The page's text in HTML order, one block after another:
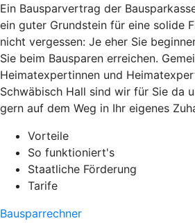
Ein Bausparvertrag der
ein guter Grundstein für eine solide
nicht vergessen: Je eher Sie
Sie beim Bausparen erreichen.
Heimatexpertinnen und
Schwäbisch Hall sind wir für Sie da
gern auf dem Weg in Ihr eigenes
Vorteile
So funktioniert's
Staatliche Förderung
Tarife
Bausparrechner